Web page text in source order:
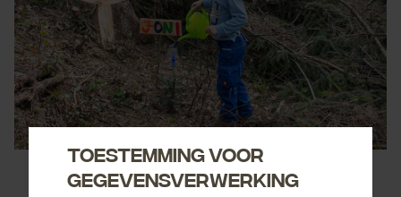
Toestemming voor
gegevensverwerking